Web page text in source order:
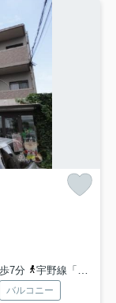
7分
宇野線「備前西市」駅 徒歩19分
バルコニー